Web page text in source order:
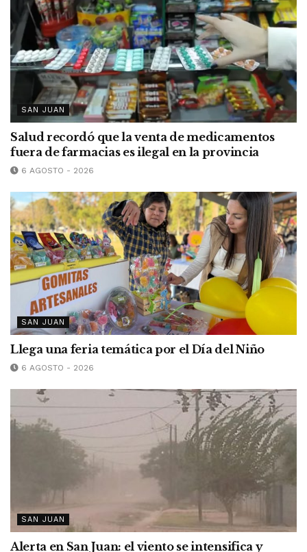
SAN JUAN
Salud recordó que la venta de medicamentos
fuera de farmacias es ilegal en la provincia
6 AGOSTO - 2026
SAN JUAN
Llega una feria temática por el Día del Niño
6 AGOSTO - 2026
SAN JUAN
Alerta en San Juan: el viento se intensifica y